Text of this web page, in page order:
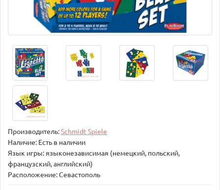
Производитель:Schmidt Spiele
Наличие: Есть в наличии
Язык игры: языконезависимая (немецкий, польский,
французский, английский)
Расположение: Севастополь